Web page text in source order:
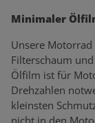
Minimaler
Unsere
Filterschaum
Ölfilm ist für
Drehzahlen
kleinsten
nicht in den